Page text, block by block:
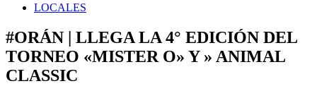
LOCALES
#ORÁN | LLEGA LA 4° EDICIÓN DEL
TORNEO «MISTER O» Y » ANIMAL
CLASSIC